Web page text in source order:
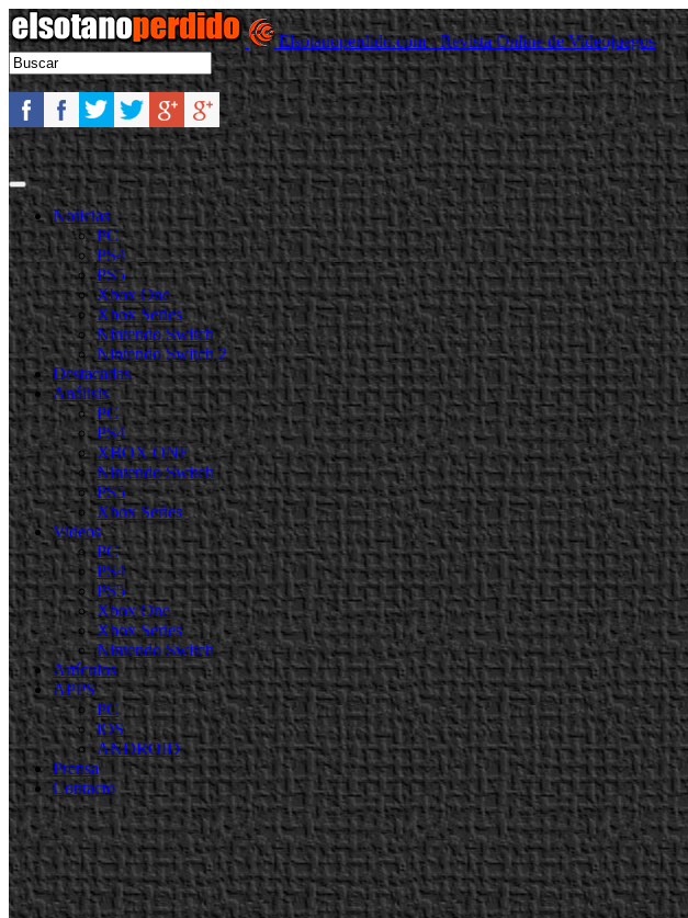
Elsotanoperdido.com - Revista Online de Videojuegos
Noticias
PC
PS4
PS5
Xbox One
Xbox Series
Nintendo Switch
Nintendo Switch 2
Destacadas
Análisis
PC
PS4
XBOX ONE
Nintendo Switch
PS5
Xbox Series
Videos
PC
PS4
PS5
Xbox One
Xbox Series
Nintendo Switch
Artículos
APPS
PC
iOS
ANDROID
Prensa
Contacto